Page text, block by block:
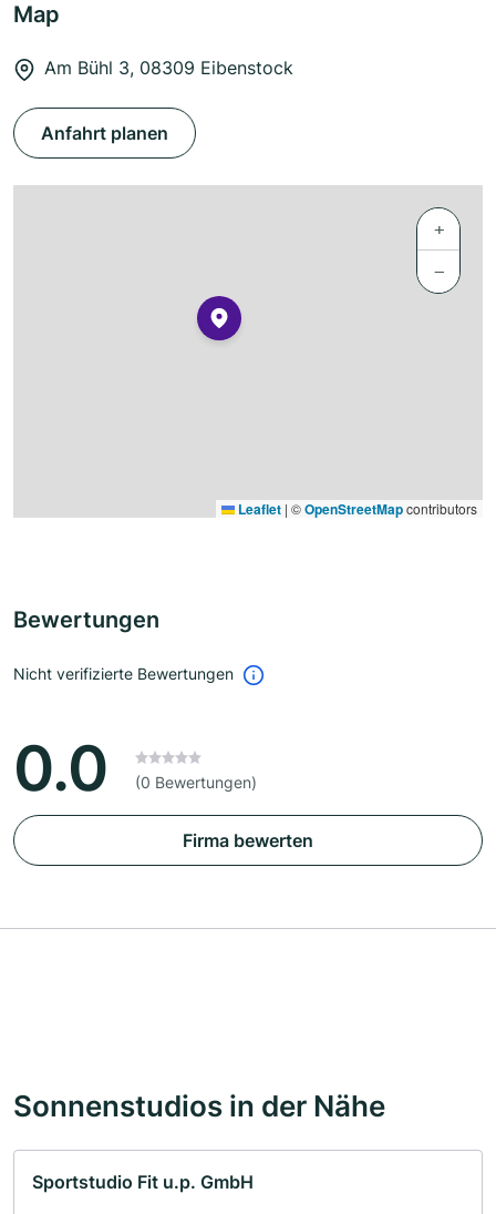
Map
Am Bühl 3, 08309 Eibenstock
Anfahrt planen
+
−
Leaflet | ©OpenStreetMapcontributors
Bewertungen
Nicht verifizierte Bewertungen
0.0 (0 Bewertungen)
Firma bewerten
Sonnenstudios in der Nähe
Sportstudio Fit u.p. GmbH